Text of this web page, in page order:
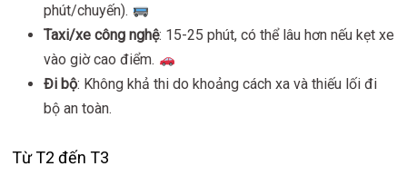
phút/chuyến).
Taxi/xe công nghệ: 15-25 phút, có thể lâu hơn nếu kẹt xe
vào giờ cao điểm.
Đi bộ: Không khả thi do khoảng cách xa và thiếu lối đi
bộ an toàn.
Từ T2 đến T3